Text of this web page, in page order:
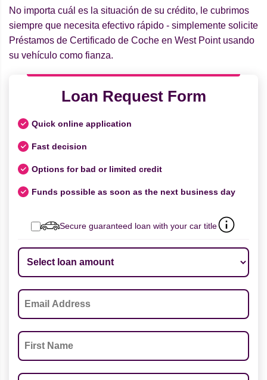
No importa cuál es la situación de su crédito, le cubrimos
siempre que necesita efectivo rápido - simplemente solicite
Préstamos de Certificado de Coche en West Point usando
su vehículo como fianza.
Loan Request Form
Quick online application
Fast decision
Options for bad or limited credit
Funds possible as soon as the next business day
Secure guaranteed loan with your car title